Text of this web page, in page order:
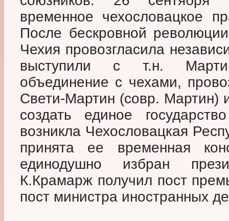
временное чехословацкое
После бескровной
Чехия провозгласила
выступили с т.н.
объединение с чехами,
Свети-Мартин (совр. Мартин)
создать единое
возникла Чехословацкая
принята ее временная
единодушно избран
К.Крамарж получил пост
пост министра иностранных